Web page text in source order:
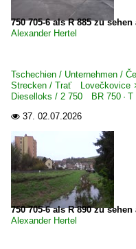
750 705-6 als R 885 zu
Alexander Hertel
Tschechien / Unternehmen /
Strecken / Trať Lovečkovice
Dieselloks / 2 750 BR 750 ·
 37. 02.07.2026
750 705-6 als R 890 zu
Alexander Hertel